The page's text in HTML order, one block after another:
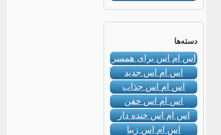
دسته‌ها
اس ام اس برای همسر
اس ام اس جدید
اس ام اس جذاب
اس ام اس خفن
اس ام اس خنده دار
اس ام اس زیبا